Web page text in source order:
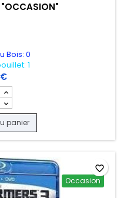
"OCCASION"
Bois: 0
1
quantité du produit
panier
Occasion
favorite_border